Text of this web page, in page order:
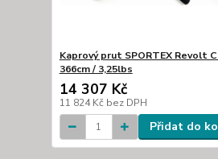
Kaprový prut SPORTEX Revolt
366cm / 3,25lbs
14 307 Kč
11 824 Kč bez DPH
Přidat do